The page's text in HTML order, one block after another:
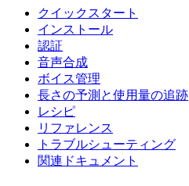
クイックスタート
インストール
認証
音声合成
ボイス管理
長さの予測と使用量の追跡
レシピ
リファレンス
トラブルシューティング
関連ドキュメント